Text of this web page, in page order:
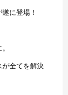
に登場！
が全てを解決